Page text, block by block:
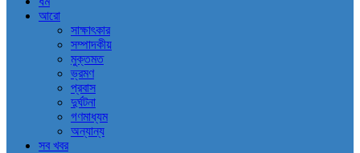
আরো
সাক্ষাৎকার
সম্পাদকীয়
মুক্তমত
ভ্রমণ
প্রবাস
দুর্ঘটনা
গণমাধ্যম
অন্যান্য
সব খবর